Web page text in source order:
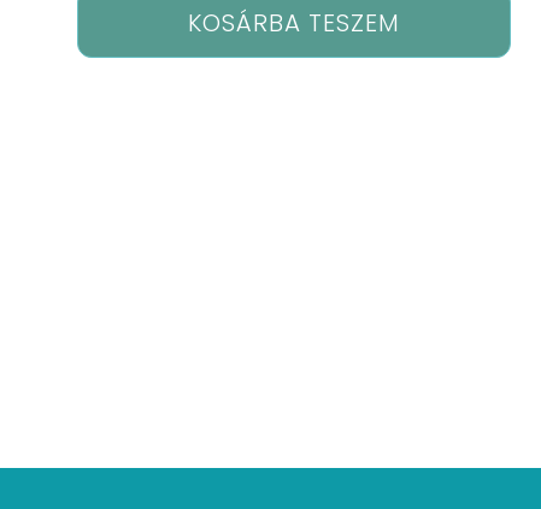
KOSÁRBA TESZEM